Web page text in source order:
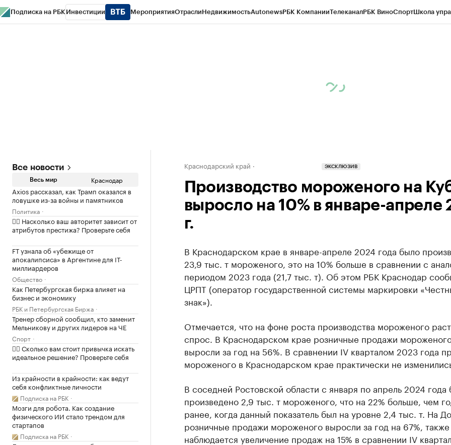
Подписка на РБК Инвестиции МероприятияОтраслиНедвижимостьAutonewsРБК КомпанииТелеканалРБК ВиноСпортШкола
Все новости
Весь мир Краснодар
Axios рассказал, как Трамп оказался в
ловушке из-за войны и памятников
Политика
✍🏻 Насколько ваш авторитет зависит от
атрибутов престижа? Проверьте себя
FT узнала об «убежище от
апокалипсиса» в Аргентине для IT-
миллиардеров
Общество
Как Петербургская биржа влияет на
бизнес и экономику
РБК и Петербургская Биржа
Тренер сборной сообщил, кто заменит
Мельникову и других лидеров на ЧЕ
Спорт
✍🏻 Сколько вам стоит привычка искать
идеальное решение? Проверьте себя
Из крайности в крайности: как ведут
себя конфликтные личности
Подписка на РБК
Мозги для робота. Как создание
физического ИИ стало трендом для
стартапов
Подписка на РБК
Краснодарский край ЭКСКЛЮЗИВ
Производство мороженого на
выросло на 10% в январе-апреле
г.
В Краснодарском крае в январе-апреле 2024 года было
23,9 тыс. т мороженого, это на 10% больше в сравнении с
периодом 2023 года (21,7 тыс. т). Об этом РБК Краснодар
ЦРПТ (оператор государственной системы маркировки
знак»).
Отмечается, что на фоне роста производства мороженого
спрос. В Краснодарском крае розничные продажи
выросли за год на 56%. В сравнении IV кварталом 2023 года
мороженого в Краснодарском крае практически не
В соседней Ростовской области с января по апрель 2024 года
произведено 2,9 тыс. т мороженого, что на 22% больше, чем
ранее, когда данный показатель был на уровне 2,4 тыс. т. На
розничные продажи мороженого выросли за год на 67%, также
наблюдается увеличение продаж на 15% в сравнении IV